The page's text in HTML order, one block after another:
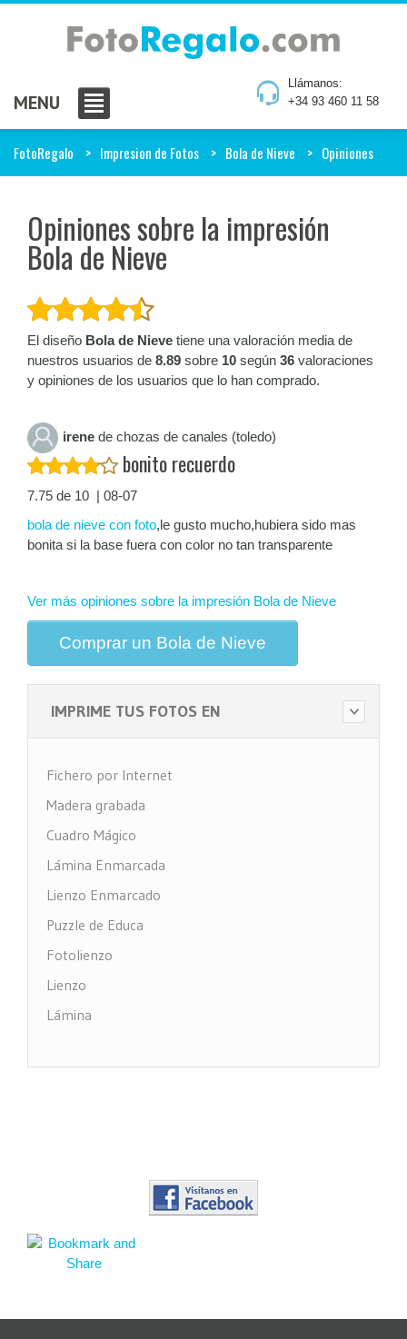
Llámanos:
+34 93 460 11 58
MENU
FotoRegalo Impresion de Fotos Bola de Nieve Opiniones
Opiniones sobre la impresión
Bola de Nieve
El diseño Bola de Nieve tiene una valoración media de
nuestros usuarios de 8.89 sobre 10 según 36 valoraciones
y opiniones de los usuarios que lo han comprado.
irene de chozas de canales (toledo)
bonito recuerdo
7.75 de 10 | 08-07
bola de nieve con foto,le gusto mucho,hubiera sido mas
bonita si la base fuera con color no tan transparente
Ver más opiniones sobre la impresión Bola de Nieve
Comprar un Bola de Nieve
IMPRIME TUS FOTOS EN
Fichero por Internet
Madera grabada
Cuadro Mágico
Lámina Enmarcada
Lienzo Enmarcado
Puzzle de Educa
Fotolienzo
Lienzo
Lámina